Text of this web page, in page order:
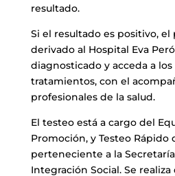
resultado.
Si el resultado es positivo, el
derivado al Hospital Eva
diagnosticado y acceda a
tratamientos, con el
profesionales de la salud.
El testeo está a cargo del
Promoción, y Testeo Rápido
perteneciente a la
Integración Social. Se